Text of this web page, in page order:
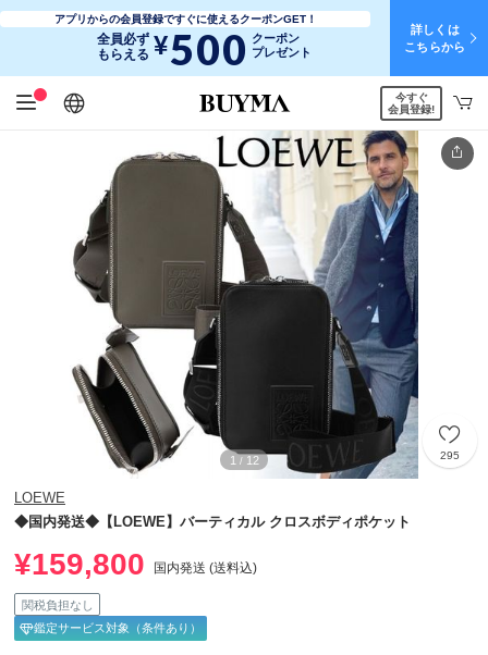
アプリからの会員登録ですぐに使えるクーポンGET！
全員必ず
もらえる ¥500 クーポン
プレゼント
詳しくは
こちらから
日本語
English
简体中文
繁體中文
今すぐ
会員登録!
1 / 12 295
LOEWE
◆国内発送◆【LOEWE】バーティカル クロスボディポケット
¥159,800 国内発送 (送料込)
関税負担なし
鑑定サービス対象（条件あり）